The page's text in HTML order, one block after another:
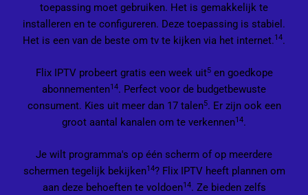
toepassing moet gebruiken. Het is gemakkelijk te
installeren en te configureren. Deze toepassing is stabiel.
Het is een van de beste om tv te kijken via het internet.14.
Flix IPTV probeert gratis een week uit5en goedkope
abonnementen14. Perfect voor de budgetbewuste
consument. Kies uit meer dan 17 talen5. Er zijn ook een
groot aantal kanalen om te verkennen14.
Je wilt programma's op één scherm of op meerdere
schermen tegelijk bekijken14? Flix IPTV heeft plannen om
aan deze behoeften te voldoen14. Ze bieden zelfs